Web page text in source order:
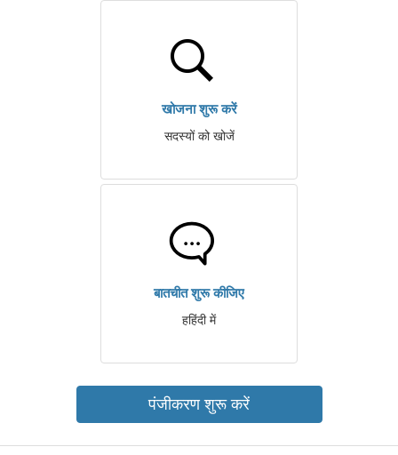
खोजना शुरू करें
सदस्यों को खोजें
बातचीत शुरू कीजिए
हहिंदी में
पंजीकरण शुरू करें